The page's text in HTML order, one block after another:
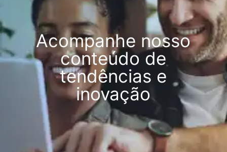
Acompanhe nosso
conteúdo de
tendências e
inovação